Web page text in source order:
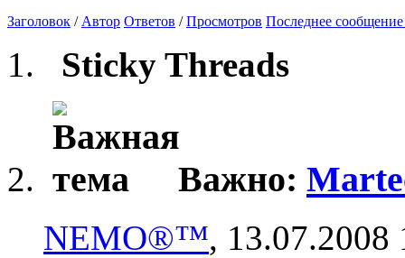
Заголовок / Автор Ответов /Просмотров Последнее сообщение
Sticky Threads
Важно:
NEMO®™, 13.07.2008